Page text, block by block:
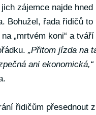
jich zájemce najde
Bohužel, řada řidičů to
„mrtvém koni“ a
„Přitom jízda na
ani ekonomická,“
řidičům přesednout